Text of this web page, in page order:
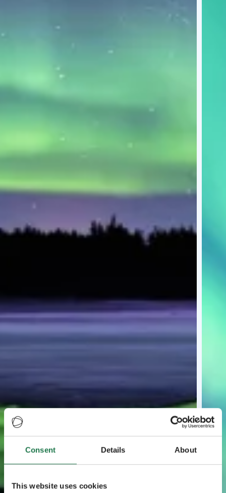
Consent Details About
This website uses cookies